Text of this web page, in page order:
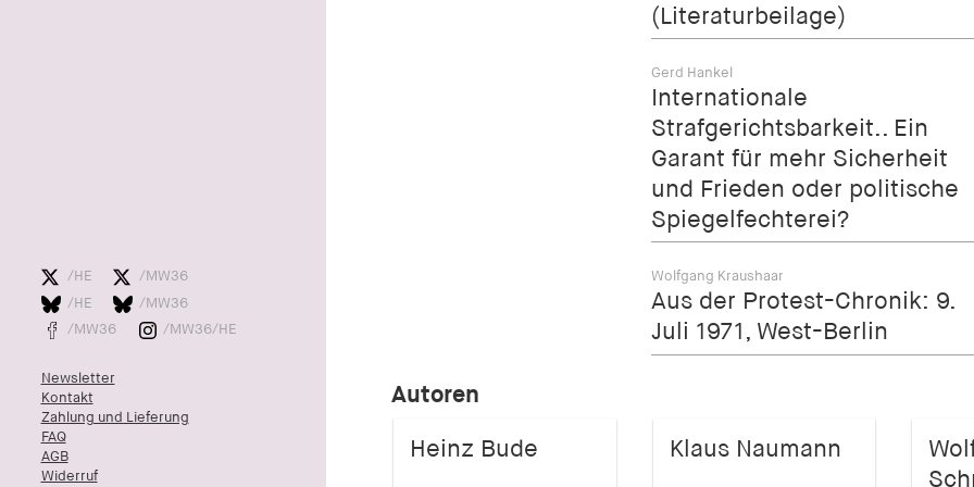
/HE
/MW36
/HE
/MW36
/MW36
/MW36/HE
Newsletter
Kontakt
Zahlung und Lieferung
FAQ
AGB
Widerruf
(Literaturbeilage)
Gerd Hankel
Internationale
Strafgerichtsbarkeit.. Ein
Garant für mehr Sicherheit
und Frieden oder politische
Spiegelfechterei?
Wolfgang Kraushaar
Aus der Protest-Chronik: 9.
Juli 1971, West-Berlin
Autoren
Heinz Bude Klaus Naumann